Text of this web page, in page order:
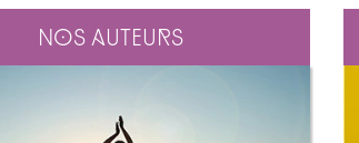
Nos auteurs